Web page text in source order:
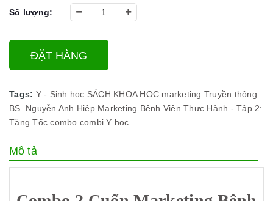
Số lượng:
ĐẶT HÀNG
Tags: Y - Sinh học SÁCH KHOA HỌC marketing Truyền thông
BS. Nguyễn Anh Hiệp Marketing Bệnh Viện Thực Hành - Tập 2:
Tăng Tốc combo combi Y học
Mô tả